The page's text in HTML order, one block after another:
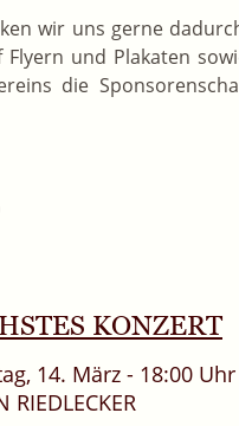
wir uns gerne
Flyern und Plakaten
die
KONZERT
14. März - 18:00 Uhr
RIEDLECKER